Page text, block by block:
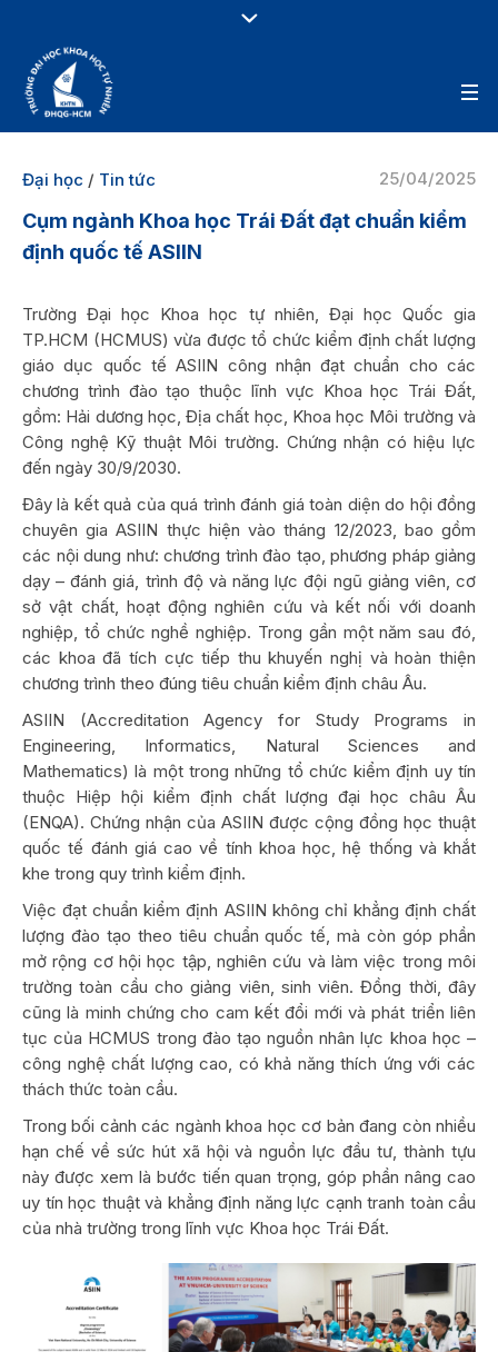
25/04/2025
Đại học / Tin tức
Cụm ngành Khoa học Trái Đất đạt chuẩn kiểm
định quốc tế ASIIN
Trường Đại học Khoa học tự nhiên, Đại học Quốc gia
TP.HCM (HCMUS) vừa được tổ chức kiểm định chất lượng
giáo dục quốc tế ASIIN công nhận đạt chuẩn cho các
chương trình đào tạo thuộc lĩnh vực Khoa học Trái Đất,
gồm: Hải dương học, Địa chất học, Khoa học Môi trường và
Công nghệ Kỹ thuật Môi trường. Chứng nhận có hiệu lực
đến ngày 30/9/2030.
Đây là kết quả của quá trình đánh giá toàn diện do hội đồng
chuyên gia ASIIN thực hiện vào tháng 12/2023, bao gồm
các nội dung như: chương trình đào tạo, phương pháp giảng
dạy – đánh giá, trình độ và năng lực đội ngũ giảng viên, cơ
sở vật chất, hoạt động nghiên cứu và kết nối với doanh
nghiệp, tổ chức nghề nghiệp. Trong gần một năm sau đó,
các khoa đã tích cực tiếp thu khuyến nghị và hoàn thiện
chương trình theo đúng tiêu chuẩn kiểm định châu Âu.
ASIIN (Accreditation Agency for Study Programs in
Engineering, Informatics, Natural Sciences and
Mathematics) là một trong những tổ chức kiểm định uy tín
thuộc Hiệp hội kiểm định chất lượng đại học châu Âu
(ENQA). Chứng nhận của ASIIN được cộng đồng học thuật
quốc tế đánh giá cao về tính khoa học, hệ thống và khắt
khe trong quy trình kiểm định.
Việc đạt chuẩn kiểm định ASIIN không chỉ khẳng định chất
lượng đào tạo theo tiêu chuẩn quốc tế, mà còn góp phần
mở rộng cơ hội học tập, nghiên cứu và làm việc trong môi
trường toàn cầu cho giảng viên, sinh viên. Đồng thời, đây
cũng là minh chứng cho cam kết đổi mới và phát triển liên
tục của HCMUS trong đào tạo nguồn nhân lực khoa học –
công nghệ chất lượng cao, có khả năng thích ứng với các
thách thức toàn cầu.
Trong bối cảnh các ngành khoa học cơ bản đang còn nhiều
hạn chế về sức hút xã hội và nguồn lực đầu tư, thành tựu
này được xem là bước tiến quan trọng, góp phần nâng cao
uy tín học thuật và khẳng định năng lực cạnh tranh toàn cầu
của nhà trường trong lĩnh vực Khoa học Trái Đất.